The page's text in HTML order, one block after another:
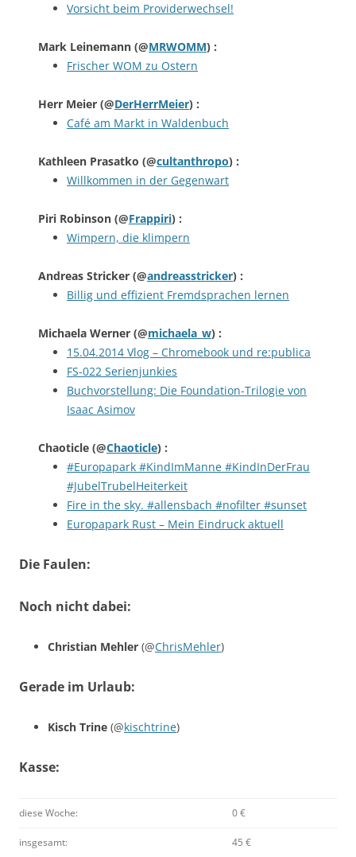
Vorsicht beim Providerwechsel!
Mark Leinemann (@MRWOMM) :
Frischer WOM zu Ostern
Herr Meier (@DerHerrMeier) :
Café am Markt in Waldenbuch
Kathleen Prasatko (@cultanthropo) :
Willkommen in der Gegenwart
Piri Robinson (@Frappiri) :
Wimpern, die klimpern
Andreas Stricker (@andreasstricker) :
Billig und effizient Fremdsprachen lernen
Michaela Werner (@michaela_w) :
15.04.2014 Vlog – Chromebook und re:publica
FS-022 Serienjunkies
Buchvorstellung: Die Foundation-Trilogie von
Isaac Asimov
Chaoticle (@Chaoticle) :
#Europapark #KindImManne #KindInDerFrau
#JubelTrubelHeiterkeit
Fire in the sky. #allensbach #nofilter #sunset
Europapark Rust – Mein Eindruck aktuell
Die Faulen:
Noch nicht dabei:
Christian Mehler (@ChrisMehler)
Gerade im Urlaub:
Kisch Trine (@kischtrine)
Kasse:
diese Woche: 0 €
insgesamt: 45 €